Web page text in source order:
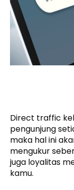
Direct traffic
pengunjung
maka hal ini
mengukur
juga loyalitas
kamu.